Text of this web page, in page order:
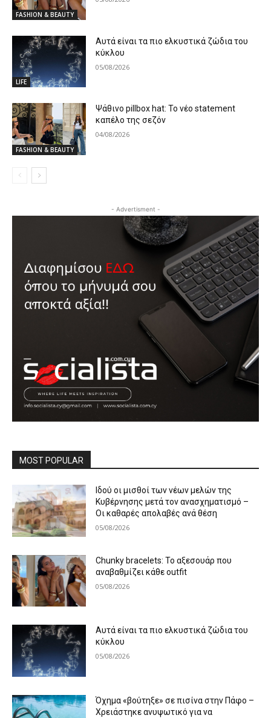
FASHION & BEAUTY
LIFE
Αυτά είναι τα πιο ελκυστικά ζώδια του
κύκλου
05/08/2026
FASHION & BEAUTY
Ψάθινο pillbox hat: Το νέο statement
καπέλο της σεζόν
04/08/2026
- Advertisment -
MOST POPULAR
Ιδού οι μισθοί των νέων μελών της
Κυβέρνησης μετά τον ανασχηματισμό –
Οι καθαρές απολαβές ανά θέση
05/08/2026
Chunky bracelets: Το αξεσουάρ που
αναβαθμίζει κάθε outfit
05/08/2026
Αυτά είναι τα πιο ελκυστικά ζώδια του
κύκλου
05/08/2026
Όχημα «βούτηξε» σε πισίνα στην Πάφο –
Χρειάστηκε ανυψωτικό για να